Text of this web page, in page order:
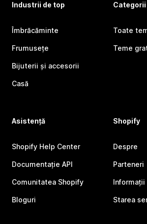
Industrii de top
Îmbrăcăminte
Frumusețe
Bijuterii și accesorii
Casă
Categorii
Toate
Teme
Asistență
Shopify Help Center
Documentație API
Comunitatea Shopify
Bloguri
Shopify
Despre
Parteneri
Informații
Starea